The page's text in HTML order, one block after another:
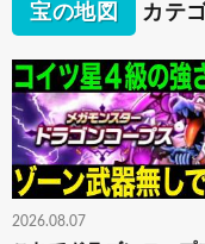
宝の地図 カテ
2026.08.07